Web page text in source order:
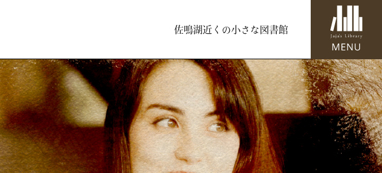
佐鳴湖近くの小さな図書館